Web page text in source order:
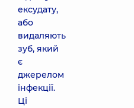
ексудату,
або
видаляють
зуб, який
є
джерелом
інфекції.
Ці